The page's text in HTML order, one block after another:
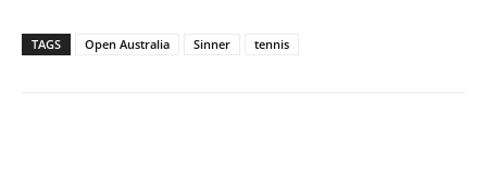
TAGS Open Australia Sinner tennis